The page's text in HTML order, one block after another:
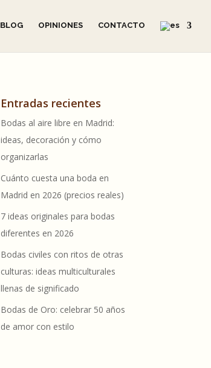
BLOG OPINIONES CONTACTO
Entradas recientes
Bodas al aire libre en Madrid:
ideas, decoración y cómo
organizarlas
Cuánto cuesta una boda en
Madrid en 2026 (precios reales)
7 ideas originales para bodas
diferentes en 2026
Bodas civiles con ritos de otras
culturas: ideas multiculturales
llenas de significado
Bodas de Oro: celebrar 50 años
de amor con estilo